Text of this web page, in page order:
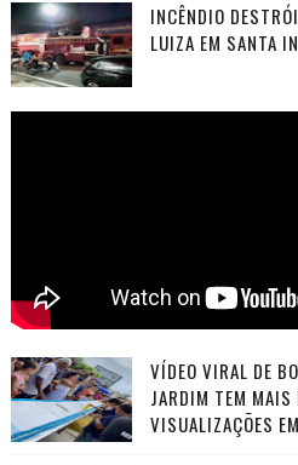
INCÊNDIO
LUIZA EM SANTA
VÍDEO VIRAL DE
JARDIM TEM MAIS
VISUALIZAÇÕES